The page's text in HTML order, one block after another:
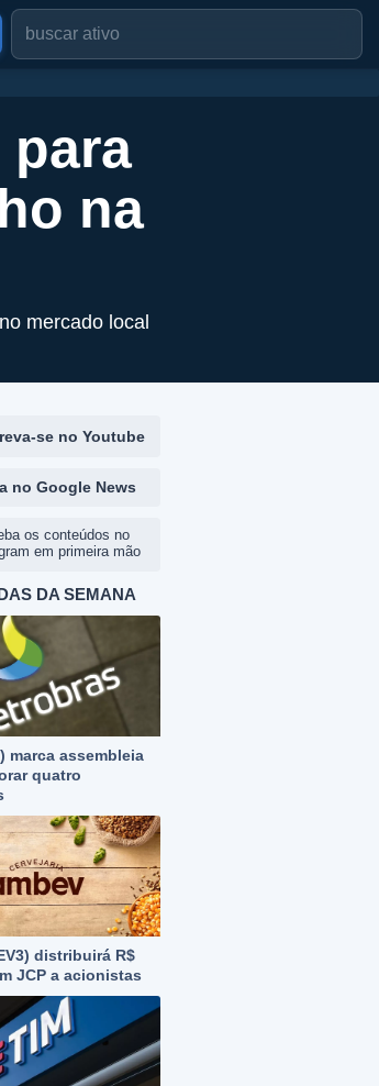
para
na
mercado local
se no Youtube
no Google News
os conteúdos no
em primeira mão
DA SEMANA
marca assembleia
quatro
distribuirá R$
JCP a acionistas